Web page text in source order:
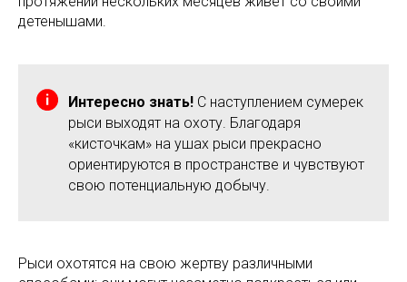
детенышами.
Интересно знать! С наступлением сумерек
рыси выходят на охоту. Благодаря
«кисточкам» на ушах рыси прекрасно
ориентируются в пространстве и чувствуют
свою потенциальную добычу.
Рыси охотятся на свою жертву различными